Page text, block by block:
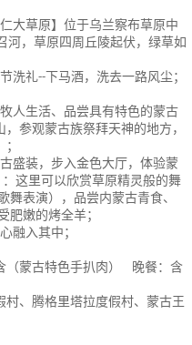
大草原】位于乌兰察布草原中
河，草原四周丘陵起伏，绿草如
洗礼-- 下马酒，洗去一路风尘；
人生活、品尝具有特色的蒙古
参观蒙古族祭拜天神的地方，
盛装，步入金色大厅，体验蒙
：这里可以欣赏草原精灵般的舞
舞表演），品尝内蒙古青食、
肥嫩的烤全羊；
融入其中；
（蒙古特色手扒肉）
晚餐：含
、腾格里塔拉度假村、蒙古王